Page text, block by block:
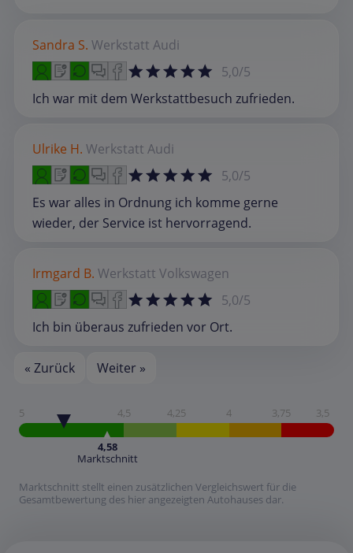
Sandra S. Werkstatt Audi
5,0/5
Ich war mit dem Werkstattbesuch zufrieden.
Ulrike H. Werkstatt Audi
5,0/5
Es war alles in Ordnung ich komme gerne
wieder, der Service ist hervorragend.
Irmgard B. Werkstatt Volkswagen
5,0/5
Ich bin überaus zufrieden vor Ort.
« Zurück Weiter »
5 4,5 4,25 4 3,75 3,5
4,58
Marktschnitt
Marktschnitt stellt einen zusätzlichen Vergleichswert für die
Gesamtbewertung des hier angezeigten Autohauses dar.